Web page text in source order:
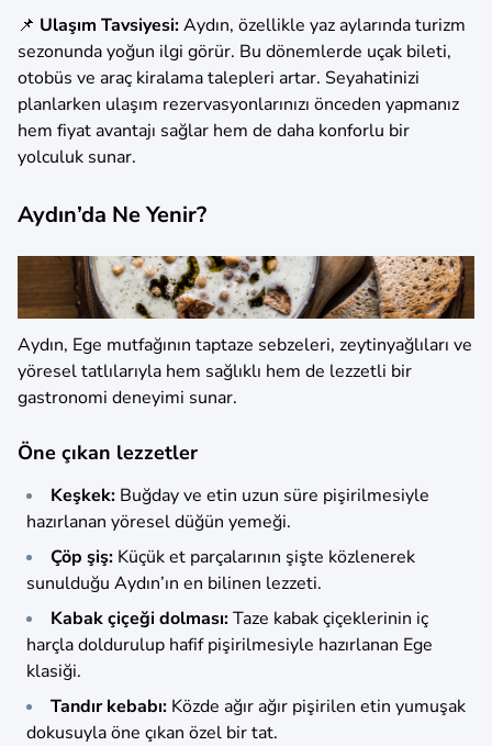
📌 Ulaşım Tavsiyesi:Aydın, özellikle yaz aylarında turizm
sezonunda yoğun ilgi görür. Bu dönemlerde uçak bileti,
otobüs ve araç kiralama talepleri artar. Seyahatinizi
planlarken ulaşım rezervasyonlarınızı önceden yapmanız
hem fiyat avantajı sağlar hem de daha konforlu bir
yolculuk sunar.
Aydın’da Ne Yenir?
Aydın, Ege mutfağının taptaze sebzeleri, zeytinyağlıları ve
yöresel tatlılarıyla hem sağlıklı hem de lezzetli bir
gastronomi deneyimi sunar.
Öne çıkan lezzetler
Keşkek: Buğday ve etin uzun süre pişirilmesiyle
hazırlanan yöresel düğün yemeği.
Çöp şiş: Küçük et parçalarının şişte közlenerek
sunulduğu Aydın’ın en bilinen lezzeti.
Kabak çiçeği dolması:Taze kabak çiçeklerinin iç
harçla doldurulup hafif pişirilmesiyle hazırlanan Ege
klasiği.
Tandır kebabı: Közde ağır ağır pişirilen etin yumuşak
dokusuyla öne çıkan özel bir tat.